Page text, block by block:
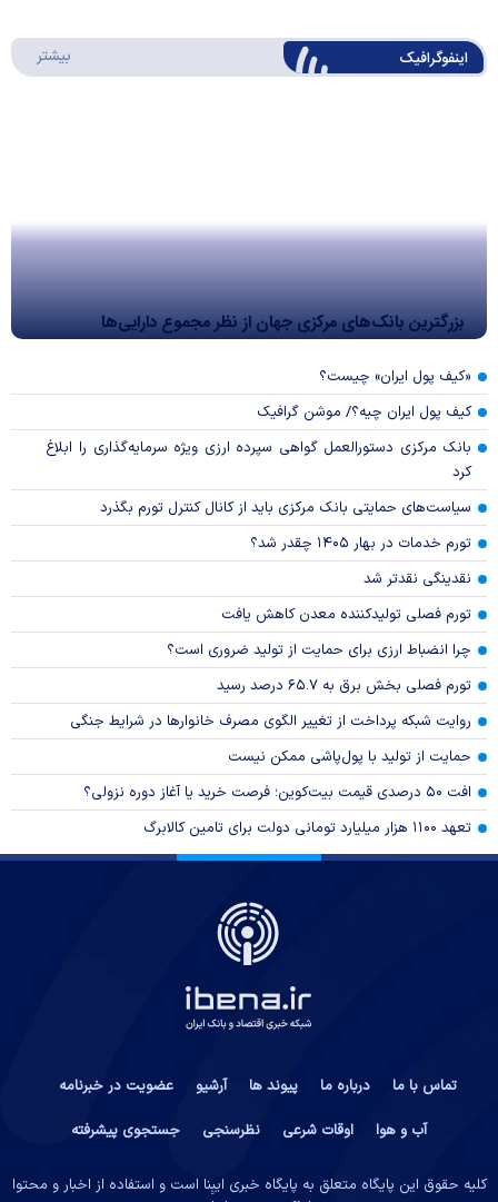
اینفوگرافیک بیشتر
بزرگترین بانک‌های مرکزی جهان از نظر مجموع دارایی‌ها
«کیف پول ایران» چیست؟
کیف پول ایران چیه؟/ موشن گرافیک
بانک مرکزی دستورالعمل گواهی سپرده ارزی ویژه سرمایه‌گذاری را ابلاغ
کرد
سیاست‌های حمایتی بانک مرکزی باید از کانال کنترل تورم بگذرد
تورم خدمات در بهار ۱۴۰۵ چقدر شد؟
نقدینگی نقدتر شد
تورم فصلی تولیدکننده معدن کاهش یافت
چرا انضباط ارزی برای حمایت از تولید ضروری است؟
تورم فصلی بخش برق به ۶۵.۷ درصد رسید
روایت شبکه پرداخت از تغییر الگوی مصرف خانوار‌ها در شرایط جنگی
حمایت از تولید با پول‌پاشی ممکن نیست
افت ۵۰ درصدی قیمت بیت‌کوین؛ فرصت خرید یا آغاز دوره نزولی؟
تعهد ۱۱۰۰ هزار میلیارد تومانی دولت برای تامین کالابرگ
تماس با ما درباره ما پیوند ها آرشیو
عضویت در خبرنامه
آب و هوا
اوقات شرعی نظرسنجی جستجوی پیشرفته
کلیه حقوق این پایگاه متعلق به پایگاه خبری ایبِنا است و استفاده از اخبار و محتوا